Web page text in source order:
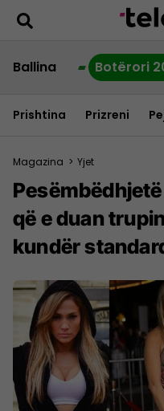
Ballina Botërori
Prishtina Prizreni
Magazina > Yjet
që e duan
kundër